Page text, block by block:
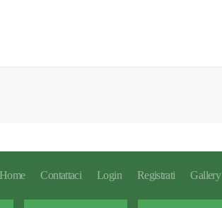
Home Contattaci Login Registrati Gallery